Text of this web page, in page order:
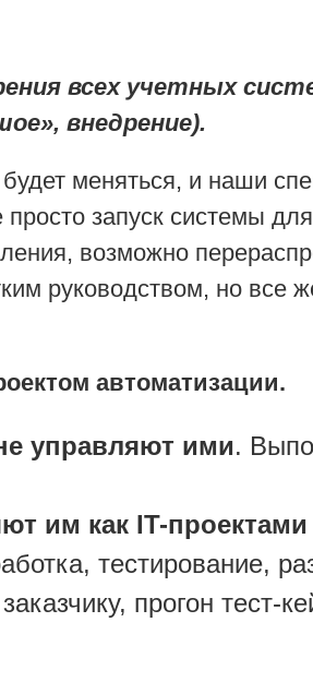
всех учетных
внедрение).
будет меняться, и наши
запуск системы
возможно
руководством, но все
автоматизации.
управляют ими.
им как IT-проектами
тестирование,
прогон тест-